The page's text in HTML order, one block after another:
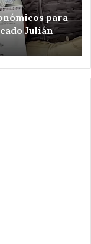
para
Julián
de
en